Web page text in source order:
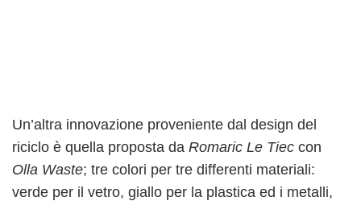
Un’altra innovazione proveniente dal design del
riciclo è quella proposta da Romaric Le Tiec con
Olla Waste; tre colori per tre differenti materiali:
verde per il vetro, giallo per la plastica ed i metalli,